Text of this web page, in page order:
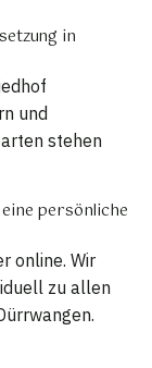
in
und
stehen
persönliche
online. Wir
zu allen